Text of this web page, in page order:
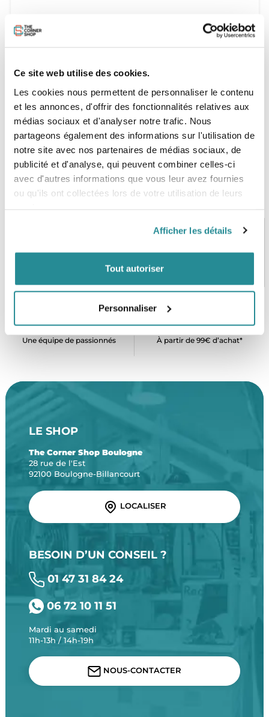
Ce site web utilise des cookies.
Les cookies nous permettent de personnaliser le contenu
et les annonces, d'offrir des fonctionnalités relatives aux
médias sociaux et d'analyser notre trafic. Nous
partageons également des informations sur l'utilisation de
notre site avec nos partenaires de médias sociaux, de
publicité et d'analyse, qui peuvent combiner celles-ci
avec d'autres informations que vous leur avez fournies
ou qu'ils ont collectées lors de votre utilisation de leurs
Afficher les détails
Tout autoriser
Personnaliser
Caractéristiques
MX2 Neoprene
CB, VISA, Mastercard, ALMA
Plus de 5000 produits en stock
Une équipe de passionnés
À partir de 99€ d’achat*
LE SHOP
The Corner Shop Boulogne
28 rue de l'Est
92100 Boulogne-Billancourt
LOCALISER
BESOIN D’UN CONSEIL ?
01 47 31 84 24
06 72 10 11 51
Mardi au samedi
11h-13h / 14h-19h
NOUS-CONTACTER